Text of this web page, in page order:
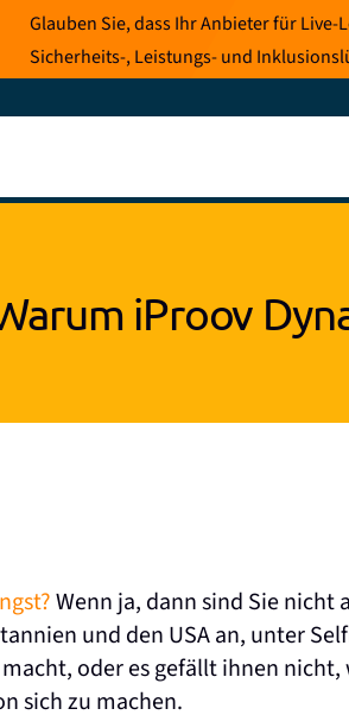
Glauben Sie, dass Ihr Anbieter für Live-
Sicherheits-, Leistungs- und
iProov
Wenn ja, dann sind Sie nicht
und den USA an, unter
oder es gefällt ihnen nicht,
sich zu machen.